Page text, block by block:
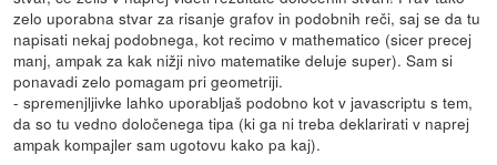
zelo uporabna stvar za risanje grafov in podobnih reči, saj se da tu
napisati nekaj podobnega, kot recimo v mathematico (sicer precej
manj, ampak za kak nižji nivo matematike deluje super). Sam si
ponavadi zelo pomagam pri geometriji.
- spremenjljivke lahko uporabljaš podobno kot v javascriptu s tem,
da so tu vedno določenega tipa (ki ga ni treba deklarirati v naprej
ampak kompajler sam ugotovu kako pa kaj).